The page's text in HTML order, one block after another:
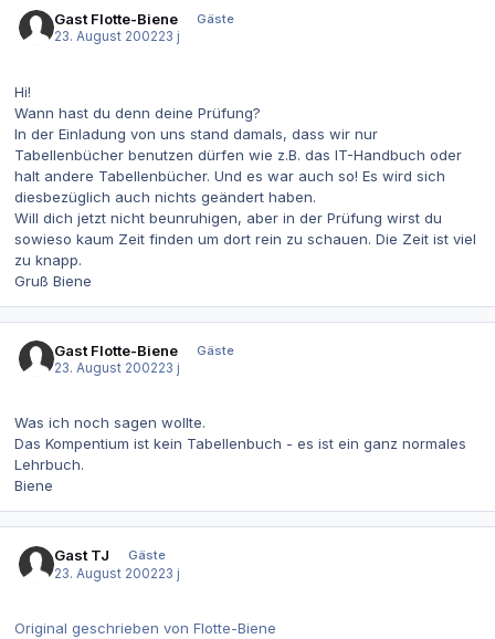
Gast Flotte-Biene
Gäste
23. August 200223 j
Hi!
Wann hast du denn deine Prüfung?
In der Einladung von uns stand damals, dass wir nur
Tabellenbücher benutzen dürfen wie z.B. das IT-Handbuch oder
halt andere Tabellenbücher. Und es war auch so! Es wird sich
diesbezüglich auch nichts geändert haben.
Will dich jetzt nicht beunruhigen, aber in der Prüfung wirst du
sowieso kaum Zeit finden um dort rein zu schauen. Die Zeit ist viel
zu knapp.
Gruß Biene
Gast Flotte-Biene
Gäste
23. August 200223 j
Was ich noch sagen wollte.
Das Kompentium ist kein Tabellenbuch - es ist ein ganz normales
Lehrbuch.
Biene
Gast TJ
Gäste
23. August 200223 j
Original geschrieben von Flotte-Biene